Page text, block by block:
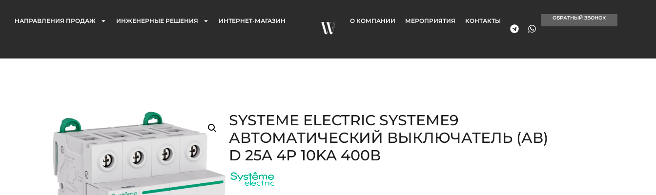
НАПРАВЛЕНИЯ ПРОДАЖ ИНЖЕНЕРНЫЕ РЕШЕНИЯ ИНТЕРНЕТ-МАГАЗИН О КОМПАНИИ МЕРОПРИЯТИЯ КОНТАКТЫ ОБРАТНЫЙ ЗВОНОК
SYSTEME ELECTRIC SYSTEME9
АВТОМАТИЧЕСКИЙ ВЫКЛЮЧАТЕЛЬ (АВ)
D 25A 4P 10KA 400В